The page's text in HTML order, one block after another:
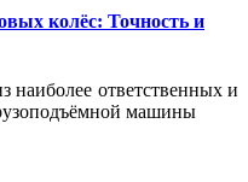
колёс: Точность и
наиболее ответственных и
машины